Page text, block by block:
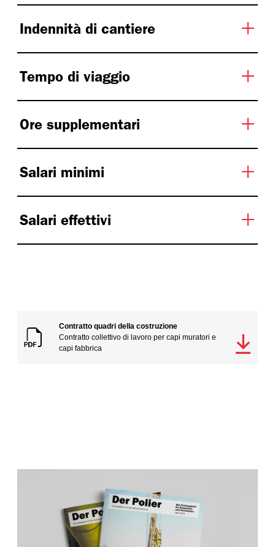
Indennità di cantiere
Tempo di viaggio
Ore supplementari
Salari minimi
Salari effettivi
Contratto quadri della costruzione
Contratto collettivo di lavoro per capi muratori e
capi fabbrica